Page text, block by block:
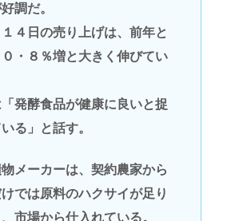
調だ。
１４日の売り上げは、前年と
０・８％増と大きく伸びてい
発酵食品が健康に良いと捉
る」と話す。
メーカーは、契約農家から
では原料のハクサイが足り
市場から仕入れている。